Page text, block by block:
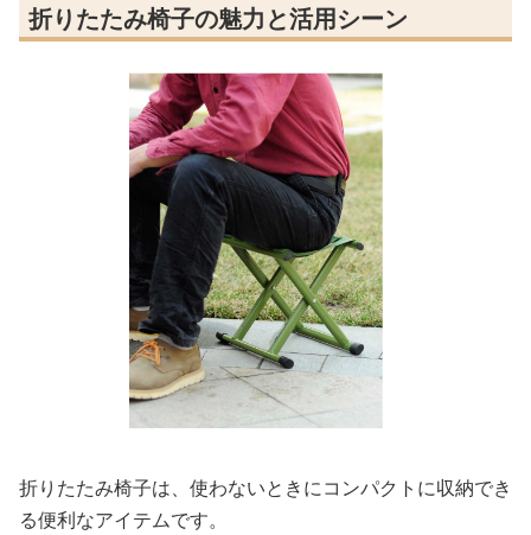
折りたたみ椅子の魅力と活用シーン
折りたたみ椅子は、使わないときにコンパクトに収納でき
る便利なアイテムです。